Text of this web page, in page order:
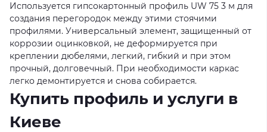
Используется гипсокартонный профиль UW 75 3 м для
создания перегородок между этими стоячими
профилями. Универсальный элемент, защищенный от
коррозии оцинковкой, не деформируется при
креплении дюбелями, легкий, гибкий и при этом
прочный, долговечный. При необходимости каркас
легко демонтируется и снова собирается.
Купить профиль и услуги в
Киеве